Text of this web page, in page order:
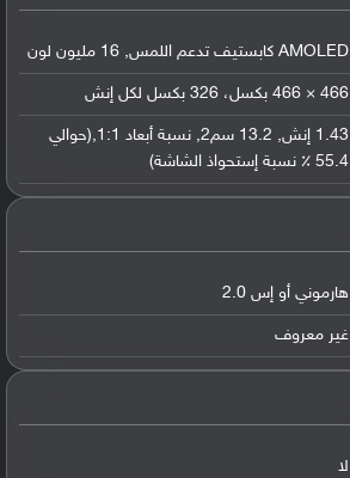
AMOLED كابستيف تدعم اللمس, 16 مليون لون
466 × 466 بكسل، 326 بكسل لكل إنش
1.43 إنش, 13.2 سم2, نسبة أبعاد 1:1,(حوالي
55.4 ٪ نسبة إستحواذ الشاشة)
هارموني أو إس 2.0
غير معروف
لا